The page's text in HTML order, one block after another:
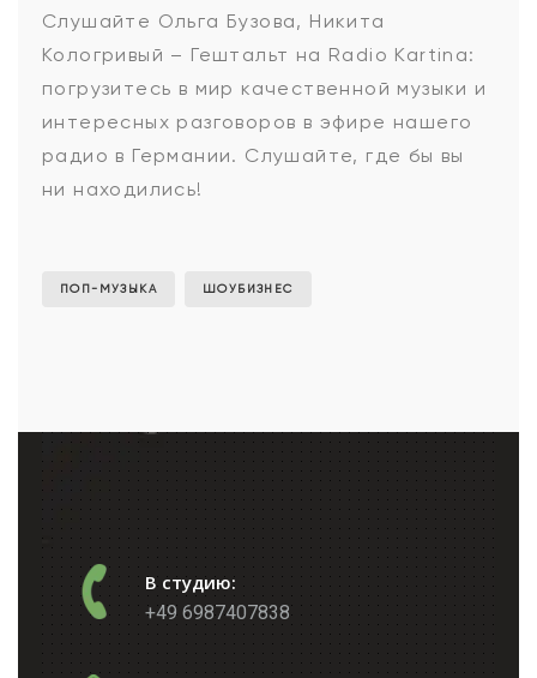
Ольга
Бузова,
Никита
Слушайте Ольга Бузова, Никита
Кологривый – Гештальт на Radio Kartina:
погрузитесь в мир качественной музыки и
интересных разговоров в эфире нашего
радио в Германии. Слушайте, где бы вы
ни находились!
ПОП-МУЗЫКА ШОУБИЗНЕС
В студию:
+49 6987407838